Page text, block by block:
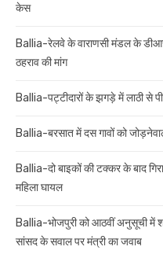
केस
Ballia-रेलवे के वाराणसी मंडल के
ठहराव की मांग
Ballia-पट्टीदारों के झगड़े में लाठी से
Ballia-बरसात में दस गावों को
Ballia-दो बाइकों की टक्कर के बाद
महिला घायल
Ballia-भोजपुरी को आठवीं अनुसूची में
सांसद के सवाल पर मंत्री का जवाब